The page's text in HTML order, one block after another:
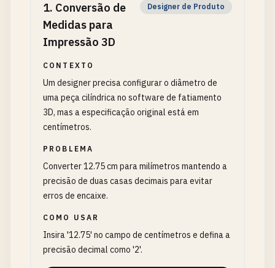
1. Conversão de
Medidas para
Impressão 3D
Designer de Produto
CONTEXTO
Um designer precisa configurar o diâmetro de
uma peça cilíndrica no software de fatiamento
3D, mas a especificação original está em
centímetros.
PROBLEMA
Converter 12.75 cm para milímetros mantendo a
precisão de duas casas decimais para evitar
erros de encaixe.
COMO USAR
Insira '12.75' no campo de centímetros e defina a
precisão decimal como '2'.